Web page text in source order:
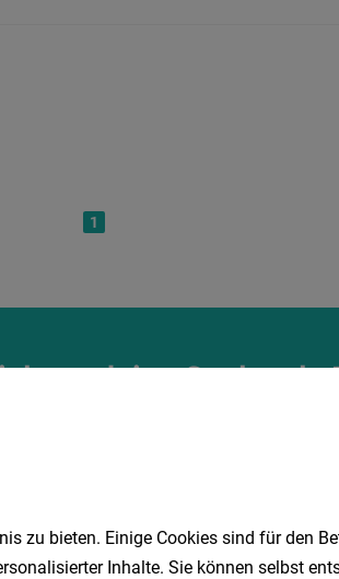
1
deine Suche als
zu bieten. Einige Cookies sind für den
Inhalte. Sie können selbst